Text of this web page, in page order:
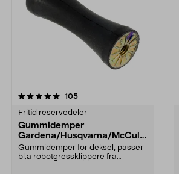
105anmeldelser
Fritid reservedeler
Gummidemper
Gardena/Husqvarna/McCullo
ch/Flymo
Gummidemper for deksel, passer
bl.a robotgressklippere fra
5.0 av 5 stjerner